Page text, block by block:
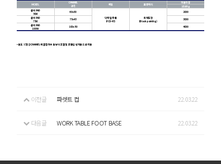
MODEL
CHANNEL
규격
재질 표면처리
허용하중
1EA/Kg
콤비 PAD
50W
60x30
닥타일 주물
(FCD-45)
흑색도장
(Black painting)
2000
콤비 PAD
75W
75x45
3000
콤비 PAD
100W
100x50 4000
•용도 : C형강 CHANNEL에 결합하여 높낮이 조절 및 흔들림 방지용으로 사용
이전글 파렛트 컵 22.03.22
다음글 WORK TABLE FOOT BASE 22.03.22